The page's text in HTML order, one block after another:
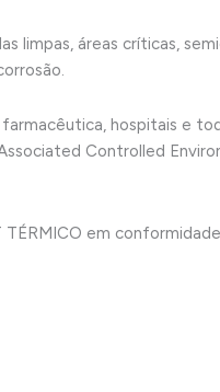
limpas, áreas críticas,
hospitais e
Controlled
em